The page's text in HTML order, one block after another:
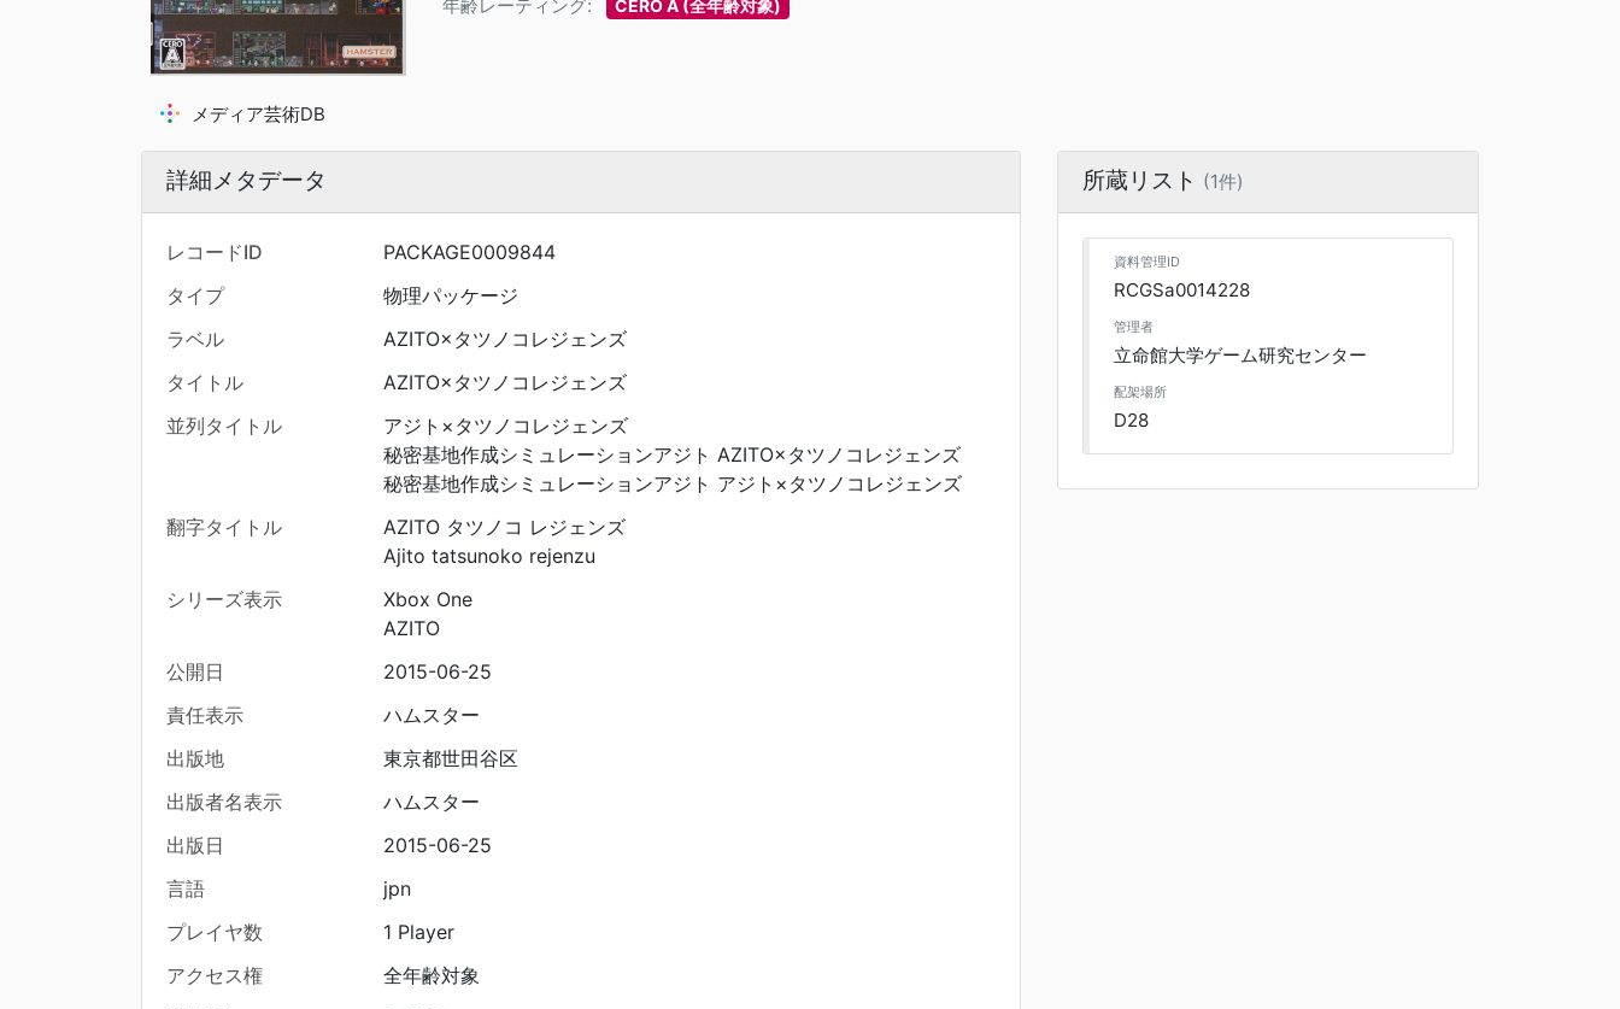
年齢レーティング: CERO A (全年齢対象)
メディア芸術DB
詳細メタデータ
レコードID
PACKAGE0009844
タイプ
物理パッケージ
ラベル
AZITO×タツノコレジェンズ
タイトル
AZITO×タツノコレジェンズ
並列タイトル
アジト×タツノコレジェンズ
秘密基地作成シミュレーションアジト AZITO×タツノコレジェンズ
秘密基地作成シミュレーションアジト アジト×タツノコレジェンズ
翻字タイトル
AZITO タツノコ レジェンズ
Ajito tatsunoko rejenzu
シリーズ表示
Xbox One
AZITO
公開日
2015-06-25
責任表示
ハムスター
出版地
東京都世田谷区
出版者名表示
ハムスター
出版日
2015-06-25
言語
jpn
プレイヤ数
1 Player
アクセス権
全年齢対象
所蔵リスト (1件)
資料管理ID
RCGSa0014228
管理者
立命館大学ゲーム研究センター
配架場所
D28